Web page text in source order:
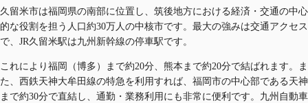
久留米市は福岡県の南部に位置し、筑後地方における経済・交通の中心
的な役割を担う人口約30万人の中核市です。最大の強みは交通アクセス
で、JR久留米駅は九州新幹線の停車駅です。
これにより福岡（博多）まで約20分、熊本まで約20分で結ばれます。ま
た、西鉄天神大牟田線の特急を利用すれば、福岡市の中心部である天神
まで約30分で直結し、通勤・業務利用にも非常に便利です。九州自動車